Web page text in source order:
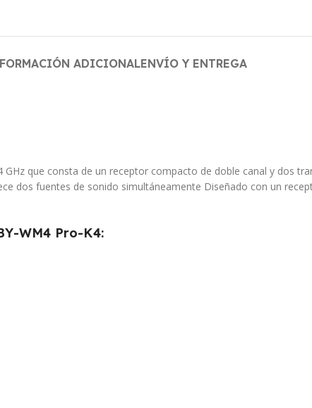
ADICIONALENVÍO Y ENTREGA
que consta de un receptor compacto de doble canal y dos
dos fuentes de sonido simultáneamente Diseñado con un
WM4 Pro-K4: